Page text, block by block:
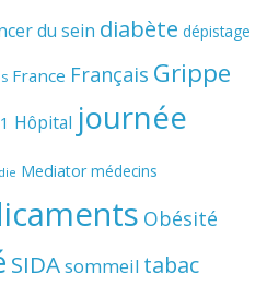
du sein diabète dépistage
France Français Grippe
Hôpital journée
Mediator médecins
Obésité
SIDAsommeil tabac